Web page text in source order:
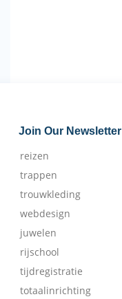
Join Our Newsletter
reizen
trappen
trouwkleding
webdesign
juwelen
rijschool
tijdregistratie
totaalinrichting